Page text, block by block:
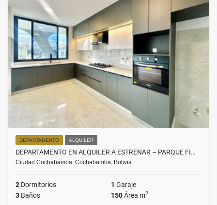
DEPARTAMENTO ALQUILER
DEPARTAMENTO EN ALQUILER A ESTRENAR – PARQUE FI…
Ciudad Cochabamba, Cochabamba, Bolivia
2 Dormitorios 1 Garaje
3 Baños 150Área m2